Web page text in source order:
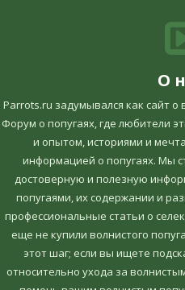
О
Parrots.ru задумывался как сайт о
Форум о попугаях, где любители
и опытом, историями и
информацией о попугаях. Мы
достоверную и полезную
попугаями, их содержании и
профессиональные статьи о
еще не купили волнистого
этот шаг; если вы ищете
относительно ухода за